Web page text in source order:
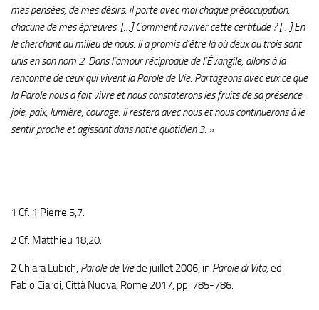
mes pensées, de mes désirs, il porte avec moi chaque préoccupation,
chacune de mes épreuves. […] Comment raviver cette certitude ? […] En
le cherchant au milieu de nous. Il a promis d’être là où deux ou trois sont
unis en son nom 2. Dans l’amour réciproque de l’Évangile, allons à la
rencontre de ceux qui vivent la Parole de Vie. Partageons avec eux ce que
la Parole nous a fait vivre et nous constaterons les fruits de sa présence :
joie, paix, lumière, courage. Il restera avec nous et nous continuerons à le
sentir proche et agissant dans notre quotidien 3. »
1 Cf. 1 Pierre 5,7.
2 Cf. Matthieu 18,20.
2 Chiara Lubich, Parole de Viede juillet 2006, in Parole di Vita,ed.
Fabio Ciardi, Città Nuova, Rome 2017, pp. 785-786.